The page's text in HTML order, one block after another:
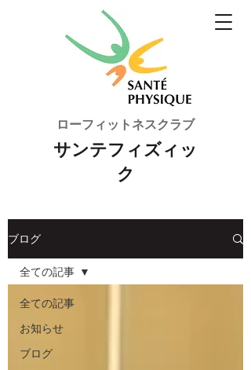
ローフィットネスクラブ
サンテフィズィッ
ク
ブログ
全ての記事
お知らせ
ブログ
全ての記事